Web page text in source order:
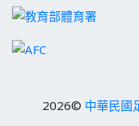
2026© 中華民國